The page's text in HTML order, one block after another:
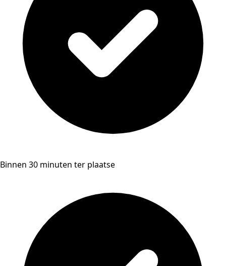
Binnen 30 minuten ter plaatse